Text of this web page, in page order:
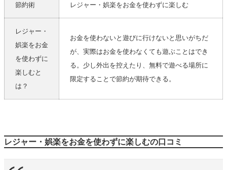
節約術 レジャー・娯楽をお金を使わずに楽しむ
レジャー・
娯楽をお金
を使わずに
楽しむと
は？
お金を使わないと遊びに行けないと思いがちだ
が、実際はお金を使わなくても遊ぶことはでき
る。少し外出を控えたり、無料で遊べる場所に
限定することで節約が期待できる。
レジャー・娯楽をお金を使わずに楽しむの口コミ